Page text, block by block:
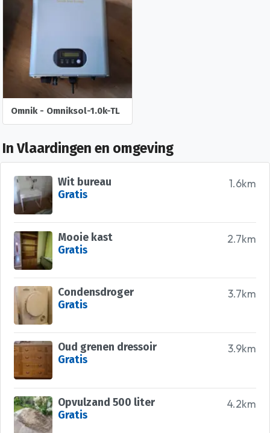
Omnik - Omniksol-1.0k-TL
In Vlaardingen en omgeving
1.6km
Wit bureau
Gratis
2.7km
Mooie kast
Gratis
3.7km
Condensdroger
Gratis
3.9km
Oud grenen dressoir
Gratis
4.2km
Opvulzand 500 liter
Gratis